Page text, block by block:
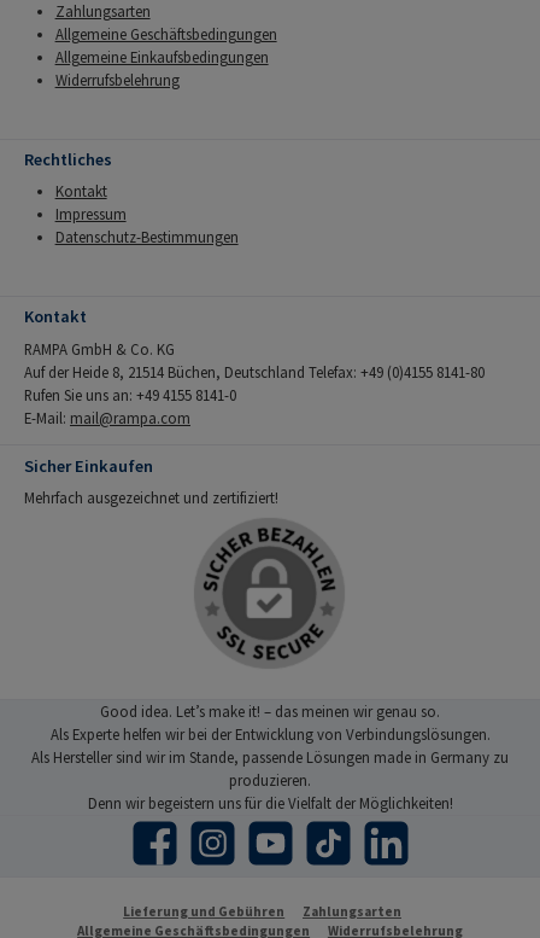
Zahlungsarten
Allgemeine Geschäftsbedingungen
Allgemeine Einkaufsbedingungen
Widerrufsbelehrung
Rechtliches
Kontakt
Impressum
Datenschutz-Bestimmungen
Kontakt
RAMPA GmbH & Co. KG
Auf der Heide 8, 21514 Büchen, Deutschland Telefax: +49 (0)4155 8141-80
Rufen Sie uns an: +49 4155 8141-0
E-Mail: mail@rampa.com
Sicher Einkaufen
Mehrfach ausgezeichnet und zertifiziert!
Good idea. Let’s make it! – das meinen wir genau so.
Als Experte helfen wir bei der Entwicklung von Verbindungslösungen.
Als Hersteller sind wir im Stande, passende Lösungen made in Germany zu
produzieren.
Denn wir begeistern uns für die Vielfalt der Möglichkeiten!
Facebook Instagram YouTube TikTok LinkedIn
Lieferung und Gebühren
Zahlungsarten
Allgemeine Geschäftsbedingungen
Widerrufsbelehrung